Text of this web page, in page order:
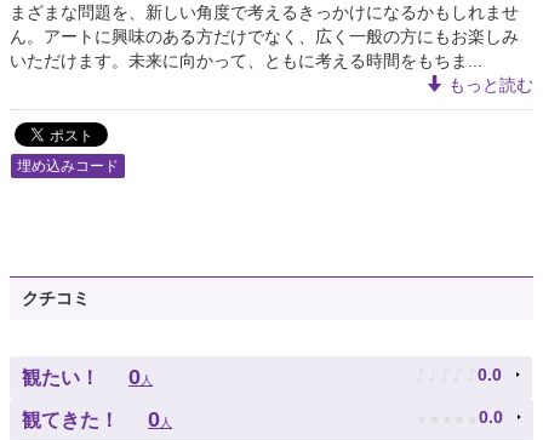
まざまな問題を、新しい角度で考えるきっかけになるかもしれませ
ん。アートに興味のある方だけでなく、広く一般の方にもお楽しみ
いただけます。未来に向かって、ともに考える時間をもちま...
もっと読む
埋め込みコード
クチコミ
観たい！ 0人 ♪ ♪ ♪ ♪ ♪ 0.0
観てきた！ 0人 ★ ★ ★ ★ ★ 0.0